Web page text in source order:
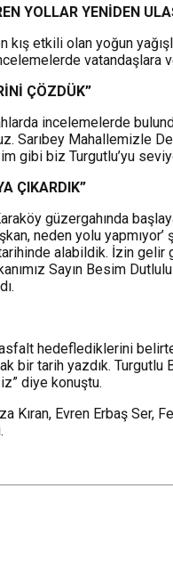
YOLLAR YENİDEN
etkili olan yoğun
incelemelerde
ÇÖZDÜK”
incelemelerde
Sarıbey Mahallemizle
gibi biz Turgutlu’yu
ÇIKARDIK”
güzergahında
neden yolu
alabildik. İzin
Sayın Besim
hedeflediklerini
bir tarih yazdık.
diye konuştu.
Kıran, Evren Erbaş